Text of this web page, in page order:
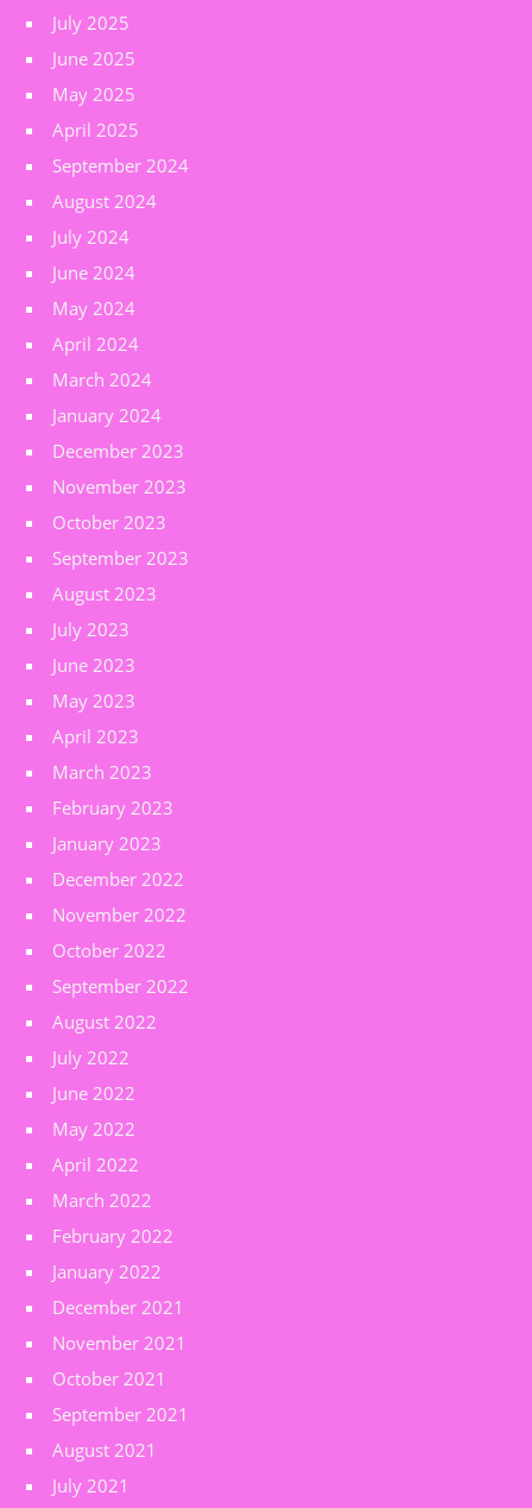
July 2025
June 2025
May 2025
April 2025
September 2024
August 2024
July 2024
June 2024
May 2024
April 2024
March 2024
January 2024
December 2023
November 2023
October 2023
September 2023
August 2023
July 2023
June 2023
May 2023
April 2023
March 2023
February 2023
January 2023
December 2022
November 2022
October 2022
September 2022
August 2022
July 2022
June 2022
May 2022
April 2022
March 2022
February 2022
January 2022
December 2021
November 2021
October 2021
September 2021
August 2021
July 2021